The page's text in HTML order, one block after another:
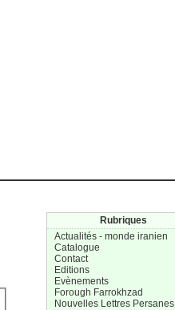
Rubriques
Actualités - monde iranien
Catalogue
Contact
Editions
Evènements
Forough Farrokhzad
Nouvelles Lettres Persanes